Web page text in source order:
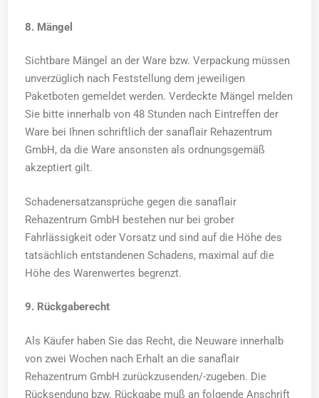
8. Mängel
Sichtbare Mängel an der Ware bzw. Verpackung müssen
unverzüglich nach Feststellung dem jeweiligen
Paketboten gemeldet werden. Verdeckte Mängel melden
Sie bitte innerhalb von 48 Stunden nach Eintreffen der
Ware bei Ihnen schriftlich der sanaflair Rehazentrum
GmbH, da die Ware ansonsten als ordnungsgemäß
akzeptiert gilt.
Schadenersatzansprüche gegen die sanaflair
Rehazentrum GmbH bestehen nur bei grober
Fahrlässigkeit oder Vorsatz und sind auf die Höhe des
tatsächlich entstandenen Schadens, maximal auf die
Höhe des Warenwertes begrenzt.
9. Rückgaberecht
Als Käufer haben Sie das Recht, die Neuware innerhalb
von zwei Wochen nach Erhalt an die sanaflair
Rehazentrum GmbH zurückzusenden/-zugeben. Die
Rücksendung bzw. Rückgabe muß an folgende Anschrift